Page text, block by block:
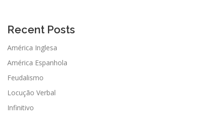
Recent Posts
América Inglesa
América Espanhola
Feudalismo
Locução Verbal
Infinitivo